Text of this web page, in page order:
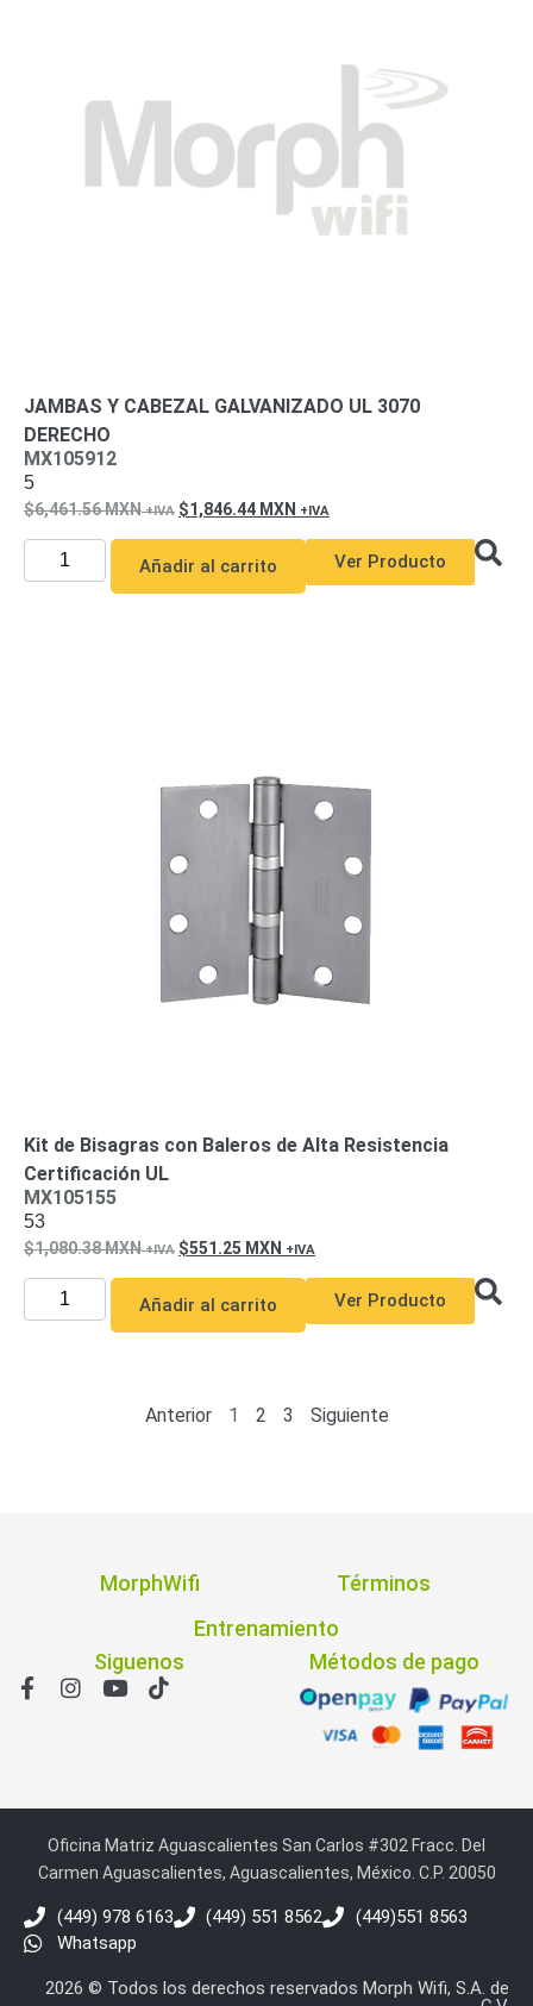
JAMBAS Y CABEZAL GALVANIZADO UL 3070
DERECHO
MX105912
5
6,461.56MXN 1,846.44 MXN
Añadir al carrito Ver Producto
Kit de Bisagras con Baleros de Alta Resistencia
Certificación UL
MX105155
53
1,080.38MXN 551.25 MXN
Añadir al carrito Ver Producto
Anterior 1 2 3 Siguiente
MorphWifi
Términos
Entrenamiento
Siguenos
Métodos de pago
Oficina Matriz Aguascalientes San Carlos #302 Fracc. Del
Carmen Aguascalientes, Aguascalientes, México. C.P. 20050
(449) 978 6163 (449) 551 8562
(449)551 8563
Whatsapp
2026 © Todos los derechos reservados Morph Wifi, S.A. de